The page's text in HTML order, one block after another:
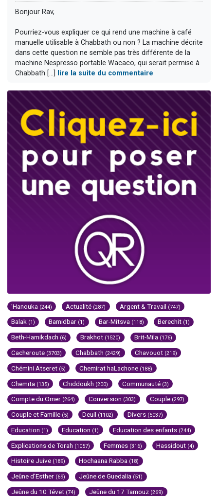
Bonjour Rav,
Pourriez-vous expliquer ce qui rend une machine à café
manuelle utilisable à Chabbath ou non ? La machine décrite
dans cette question ne semble pas très différente de la
machine Nespresso portable Wacaco, qui serait permise à
Chabbath [...]
lire la suite du commentaire
'Hanouka (244) Actualité (287) Argent & Travail (747)
Balak (1) Bamidbar (1) Bar-Mitsva (118) Berechit (1)
Beth-Hamikdach (6) Brakhot (1520) Brit-Mila (176)
Cacheroute (3703) Chabbath (2429) Chavouot (219)
Chémini Atseret (5) Chemirat haLachone (188)
Chemita (135) Chiddoukh (200) Communauté (3)
Compte du Omer (264) Conversion (303) Couple (297)
Couple et Famille (5) Deuil (1102) Divers (5037)
Education (1) Education (1) Education des enfants (244)
Explications de Torah (1057) Femmes (316) Hassidout (4)
Histoire Juive (189) Hochaana Rabba (18)
Jeûne d'Esther (69) Jeûne de Guedalia (51)
Jeûne du 10 Tévet (74) Jeûne du 17 Tamouz (269)